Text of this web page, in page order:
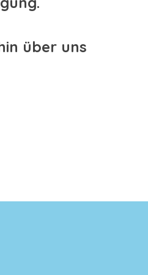
über uns